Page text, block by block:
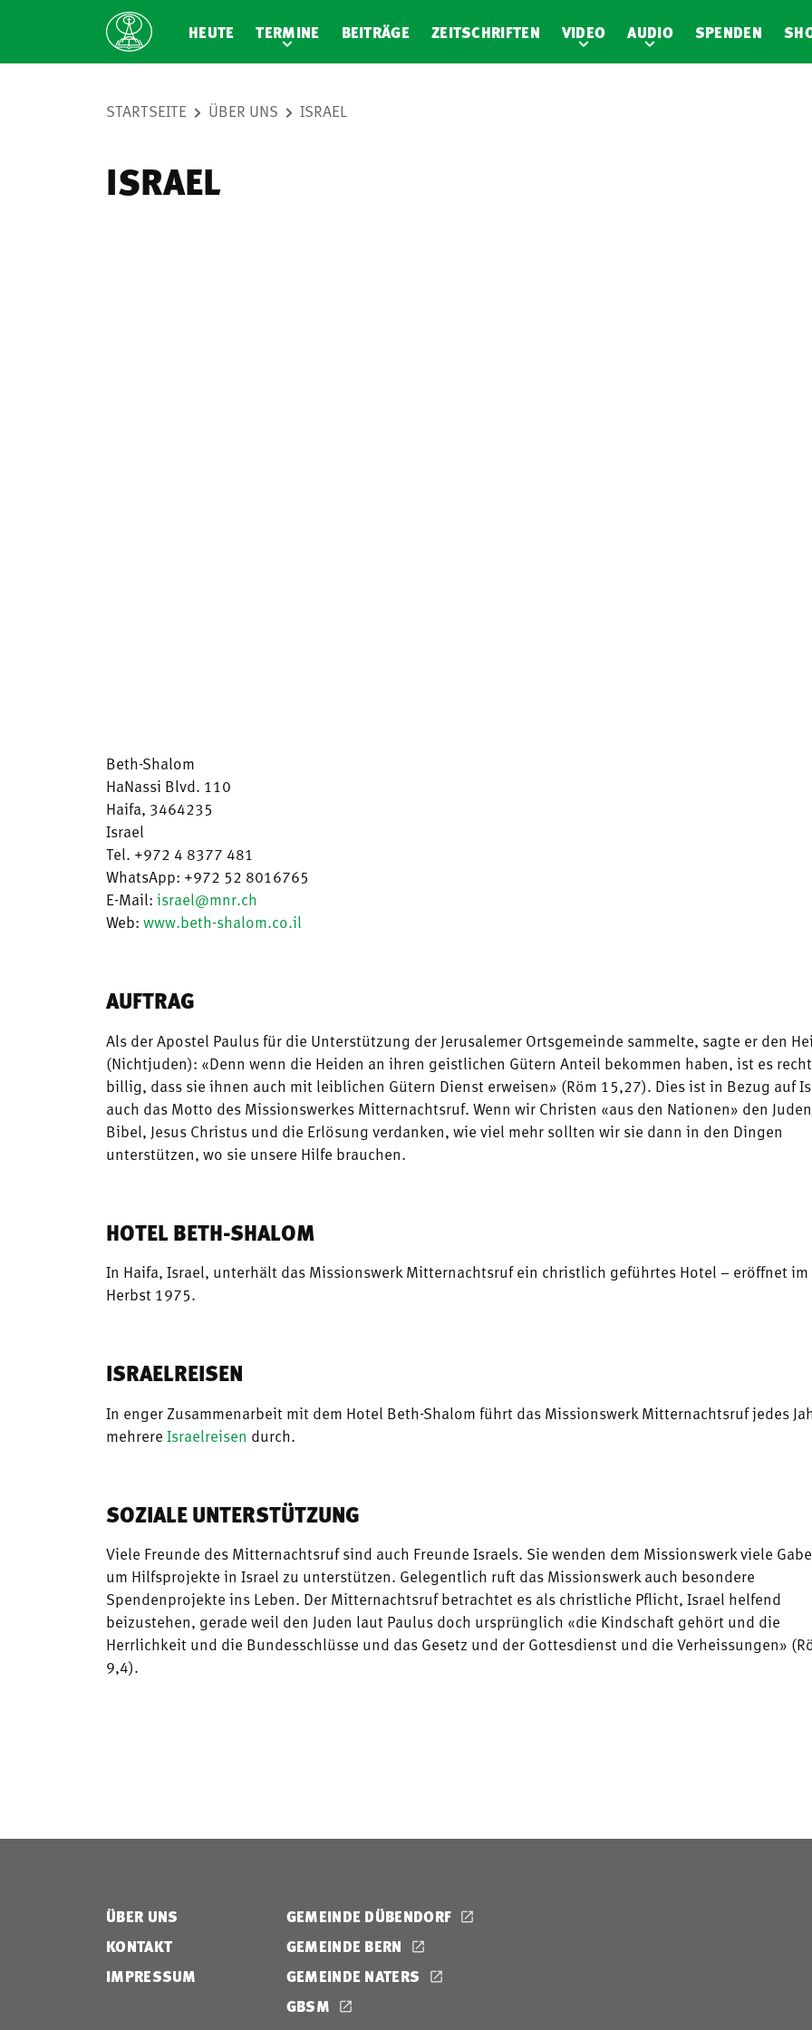
HEUTE TERMINE BEITRÄGE ZEITSCHRIFTEN VIDEO AUDIO SPENDEN
STARTSEITE ÜBER UNS ISRAEL
ISRAEL
Beth-Shalom
HaNassi Blvd. 110
Haifa, 3464235
Israel
Tel. +972 4 8377 481
WhatsApp: +972 52 8016765
E-Mail: israel@mnr.ch
Web: www.beth-shalom.co.il
AUFTRAG
Als der Apostel Paulus für die Unterstützung der Jerusalemer Ortsgemeinde sammelte, sagte er den
(Nichtjuden): «Denn wenn die Heiden an ihren geistlichen Gütern Anteil bekommen haben, ist es
billig, dass sie ihnen auch mit leiblichen Gütern Dienst erweisen» (Röm 15,27). Dies ist in Bezug auf
auch das Motto des Missionswerkes Mitternachtsruf. Wenn wir Christen «aus den Nationen» den
Bibel, Jesus Christus und die Erlösung verdanken, wie viel mehr sollten wir sie dann in den Dingen
unterstützen, wo sie unsere Hilfe brauchen.
HOTEL BETH-SHALOM
In Haifa, Israel, unterhält das Missionswerk Mitternachtsruf ein christlich geführtes Hotel – eröffnet im
Herbst 1975.
ISRAELREISEN
In enger Zusammenarbeit mit dem Hotel Beth-Shalom führt das Missionswerk Mitternachtsruf jedes
mehrere Israelreisen durch.
SOZIALE UNTERSTÜTZUNG
Viele Freunde des Mitternachtsruf sind auch Freunde Israels. Sie wenden dem Missionswerk viele
um Hilfsprojekte in Israel zu unterstützen. Gelegentlich ruft das Missionswerk auch besondere
Spendenprojekte ins Leben. Der Mitternachtsruf betrachtet es als christliche Pflicht, Israel helfend
beizustehen, gerade weil den Juden laut Paulus doch ursprünglich «die Kindschaft gehört und die
Herrlichkeit und die Bundesschlüsse und das Gesetz und der Gottesdienst und die Verheissungen»
9,4).
ÜBER UNS
KONTAKT
IMPRESSUM
GEMEINDE DÜBENDORF
GEMEINDE BERN
GEMEINDE NATERS
GBSM